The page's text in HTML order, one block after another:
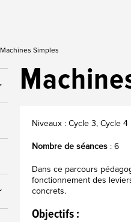
Machines Simples
Niveaux : Cycle 3, Cycle 4
Nombre de séances : 6
Dans ce parcours
fonctionnement des
concrets.
Objectifs :